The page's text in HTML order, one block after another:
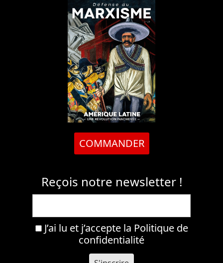
COMMANDER
Reçois notre newsletter !
J’ai lu et j’accepte la Politique de
confidentialité